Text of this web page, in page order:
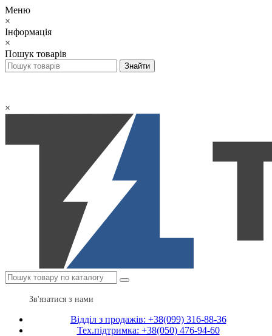
Меню
×
Інформація
×
Пошук товарів
×
Зв'язатися з нами
Відділ з продажів: +38(099) 316-88-36
Тех.підтримка: +38(050) 476-94-60